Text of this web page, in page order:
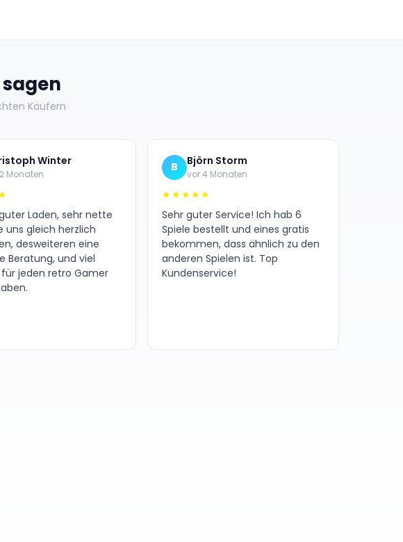
Käufern
Winter
Monaten
Laden, sehr nette
uns gleich herzlich
desweiteren eine
Beratung, und viel
für jeden retro Gamer
B Björn Storm
vor 4 Monaten
★★★★★
Sehr guter Service! Ich hab 6
Spiele bestellt und eines gratis
bekommen, dass ähnlich zu den
anderen Spielen ist. Top
Kundenservice!